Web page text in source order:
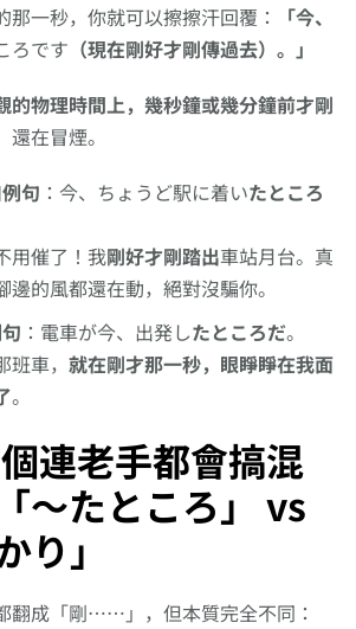
那一秒，你就可以擦擦汗回覆：
「今、
ろです （現在剛好才剛傳過去）。」
的物理時間上，幾秒鐘或幾分鐘前才剛
在冒煙。
句 ：今、ちょうど駅に着いたところ
用催了！我剛好才剛踏出車站月台。真
邊的風都還在動，絕對沒騙你。
：電車が今、出発したところだ。
班車，就在剛才那一秒，眼睜睜在我面
。
連老手都會搞混
～たところ」 vs
り」
翻成「剛……」，但本質完全不同：